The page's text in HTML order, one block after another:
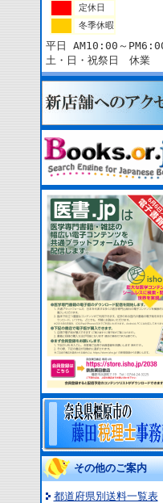
定休日
冬季休暇
平日 AM10:00～
土・日・祝祭日 休業
その他のご案内
都道府県別送料一覧表